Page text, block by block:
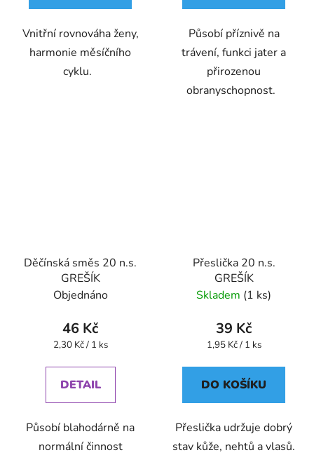
Vnitřní rovnováha ženy,
harmonie měsíčního
cyklu.
Působí příznivě na
trávení, funkci jater a
přirozenou
obranyschopnost.
Děčínská směs 20 n.s.
GREŠÍK
Objednáno
46 Kč
Měrná
2,30 Kč / 1 ks
DETAIL
Působí blahodárně na
normální činnost
Přeslička 20 n.s.
GREŠÍK
Skladem (1 ks)
39 Kč
Měrná
1,95 Kč / 1 ks
DO KOŠÍKU
Přeslička udržuje dobrý
stav kůže, nehtů a vlasů.